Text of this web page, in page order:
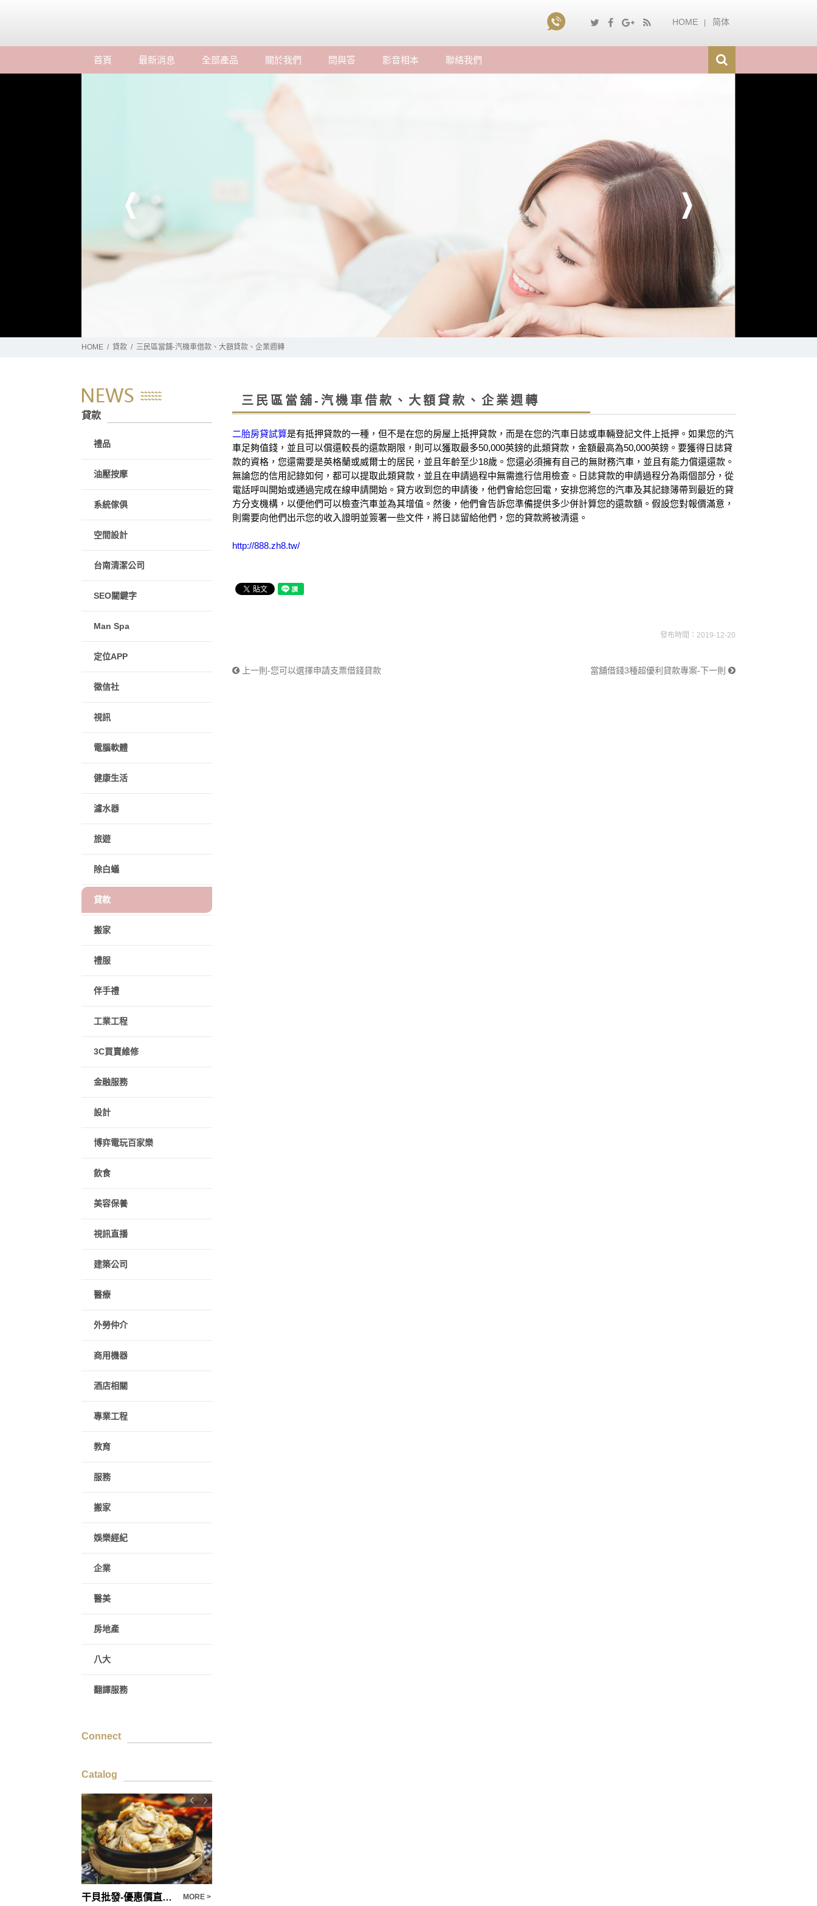
HOME 简体
首頁 最新消息 全部產品 關於我們 問與答 影音相本 聯絡我們
HOME 貸款 三民區當舖-汽機車借款、大額貸款、企業週轉
三民區當舖-汽機車借款、大額貸款、企業週轉
二胎房貸試算是有抵押貸款的一種，但不是在您的房屋上抵押貸款，而是在您的汽車日誌或車輛登記文件上抵押。如果您的汽
車足夠值錢，並且可以償還較長的還款期限，則可以獲取最多50,000英鎊的此類貸款，金額最高為50,000英鎊。要獲得日誌貸
款的資格，您還需要是英格蘭或威爾士的居民，並且年齡至少18歲。您還必須擁有自己的無財務汽車，並且有能力償還還款。
無論您的信用記錄如何，都可以提取此類貸款，並且在申請過程中無需進行信用檢查。日誌貸款的申請過程分為兩個部分，從
電話呼叫開始或通過完成在線申請開始。貸方收到您的申請後，他們會給您回電，安排您將您的汽車及其記錄簿帶到最近的貸
方分支機構，以便他們可以檢查汽車並為其增值。然後，他們會告訴您準備提供多少併計算您的還款額。假設您對報價滿意，
則需要向他們出示您的收入證明並簽署一些文件，將日誌留給他們，您的貸款將被清還。
http://888.zh8.tw/
發布時間：2019-12-20
上一則-您可以選擇申請支票借錢貸款 當舖借錢3種超優利貸款專案-下一則
貸款
禮品
油壓按摩
系統傢俱
空間設計
台南清潔公司
SEO關鍵字
Man Spa
定位APP
徵信社
視訊
電腦軟體
健康生活
濾水器
旅遊
除白蟻
貸款
搬家
禮服
伴手禮
工業工程
3C買賣維修
金融服務
設計
博弈電玩百家樂
飲食
美容保養
視訊直播
建築公司
醫療
外勞仲介
商用機器
酒店相關
專業工程
教育
服務
搬家
娛樂經紀
企業
醫美
房地產
八大
翻譯服務
Connect
Catalog
干貝批發-優惠價直送到府，平價享受高檔食材 MORE >